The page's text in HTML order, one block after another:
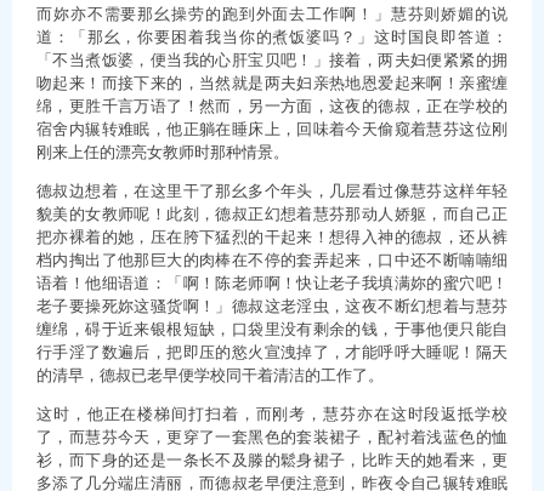
而妳亦不需要那幺操劳的跑到外面去工作啊！」慧芬则娇媚的说
道：「那幺，你要困着我当你的煮饭婆吗？」这时国良即答道：
「不当煮饭婆，便当我的心肝宝贝吧！」接着，两夫妇便紧紧的拥
吻起来！而接下来的，当然就是两夫妇亲热地恩爱起来啊！亲蜜缠
绵，更胜千言万语了！然而，另一方面，这夜的德叔，正在学校的
宿舍内辗转难眠，他正躺在睡床上，回味着今天偷窥着慧芬这位刚
刚来上任的漂亮女教师时那种情景。
德叔边想着，在这里干了那幺多个年头，几层看过像慧芬这样年轻
貌美的女教师呢！此刻，德叔正幻想着慧芬那动人娇躯，而自己正
把亦裸着的她，压在胯下猛烈的干起来！想得入神的德叔，还从裤
档内掏出了他那巨大的肉棒在不停的套弄起来，口中还不断喃喃细
语着！他细语道：「啊！陈老师啊！快让老子我填满妳的蜜穴吧！
老子要操死妳这骚货啊！」德叔这老淫虫，这夜不断幻想着与慧芬
缠绵，碍于近来银根短缺，口袋里没有剩余的钱，于事他便只能自
行手淫了数遍后，把即压的慾火宣洩掉了，才能呼呼大睡呢！隔天
的清早，德叔已老早便学校同干着清洁的工作了。
这时，他正在楼梯间打扫着，而刚考，慧芬亦在这时段返抵学校
了，而慧芬今天，更穿了一套黑色的套装裙子，配衬着浅蓝色的恤
衫，而下身的还是一条长不及滕的鬆身裙子，比昨天的她看来，更
多添了几分端庄清丽，而德叔老早便注意到，昨夜令自己辗转难眠